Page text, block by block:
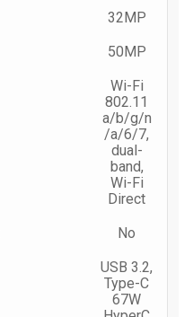
32MP
50MP
Wi-Fi
802.11
a/b/g/n
/a/6/7,
dual-
band,
Wi-Fi
Direct
No
USB 3.2,
Type-C
67W